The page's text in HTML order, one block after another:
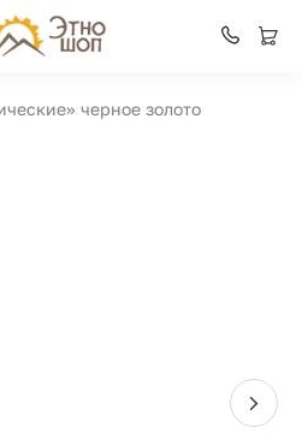
черное золото